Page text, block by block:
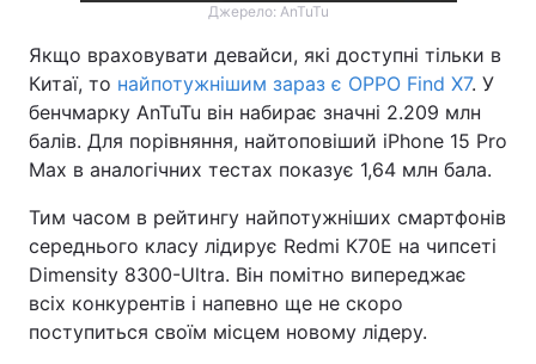
Джерело: AnTuTu
Якщо враховувати девайси, які доступні тільки в
Китаї, то найпотужнішим зараз є OPPO Find X7. У
бенчмарку AnTuTu він набирає значні 2.209 млн
балів. Для порівняння, найтоповіший iPhone 15 Pro
Max в аналогічних тестах показує 1,64 млн бала.
Тим часом в рейтингу найпотужніших смартфонів
середнього класу лідирує Redmi К70Е на чипсеті
Dimensity 8300-Ultra. Він помітно випереджає
всіх конкурентів і напевно ще не скоро
поступиться своїм місцем новому лідеру.